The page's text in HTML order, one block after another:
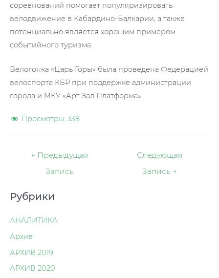
соревнований помогает популяризировать
велодвижение в Кабардино-Балкарии, а также
потенциально является хорошим примером
событийного туризма.
Велогонка «Царь Горы» была проведена Федерацией
велоспорта КБР при поддержке администрации
города и МКУ «Арт Зал Платформа».
Просмотры: 338
Навигация
← Предыдущая
Запись
Следующая
Запись →
Рубрики
АНАЛИТИКА
Архив
АРХИВ 2019
АРХИВ 2020